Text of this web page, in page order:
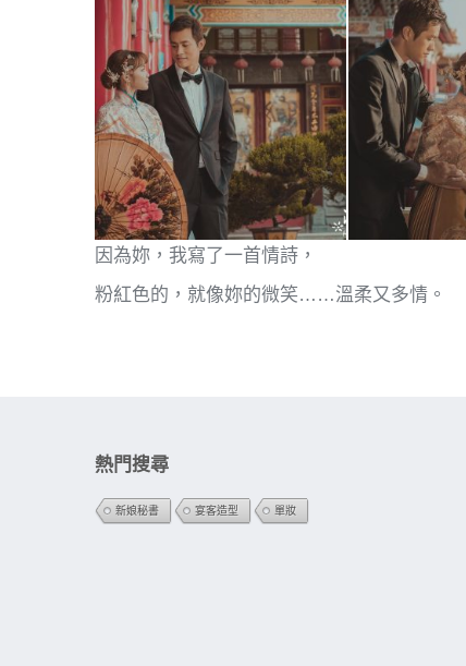
因為妳，我寫了一首情詩，
粉紅色的，就像妳的微笑……溫柔又多情。
熱門搜尋
新娘秘書 宴客造型 單妝